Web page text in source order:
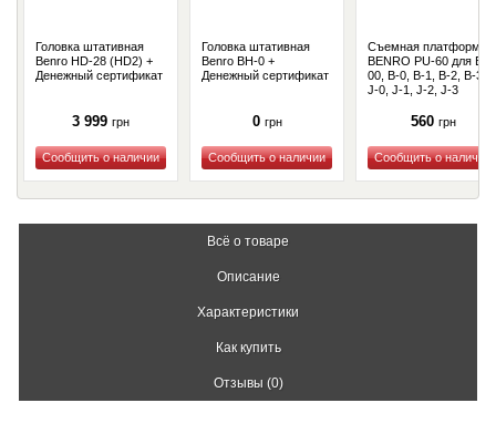
Головка штативная
Benro HD-28 (HD2) +
Денежный сертификат
3 999 грн
Купить
Головка штативная
Benro BH-0 +
Денежный сертификат
0 грн
Купить
Съемная платформа
BENRO PU-60 для B-
00, B-0, B-1, B-2, B-3,
J-0, J-1, J-2, J-3
560 грн
Купить
Всё о товаре
Описание
Характеристики
Как купить
Отзывы (0)